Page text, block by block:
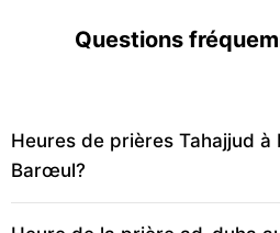
Questions
Heures de prières Tahajjud à
Barœul?